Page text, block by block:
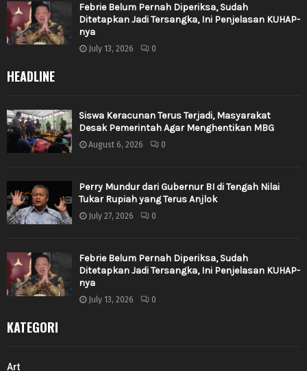
Febrie Belum Pernah Diperiksa, Sudah
Ditetapkan Jadi Tersangka, Ini Penjelasan KUHAP-
nya
July 13, 2026 0
HEADLINE
Siswa Keracunan Terus Terjadi, Masyarakat
Desak Pemerintah Agar Menghentikan MBG
August 6, 2026 0
Perry Mundur dari Gubernur BI di Tengah Nilai
Tukar Rupiah yang Terus Anjlok
July 27, 2026 0
Febrie Belum Pernah Diperiksa, Sudah
Ditetapkan Jadi Tersangka, Ini Penjelasan KUHAP-
nya
July 13, 2026 0
KATEGORI
Art